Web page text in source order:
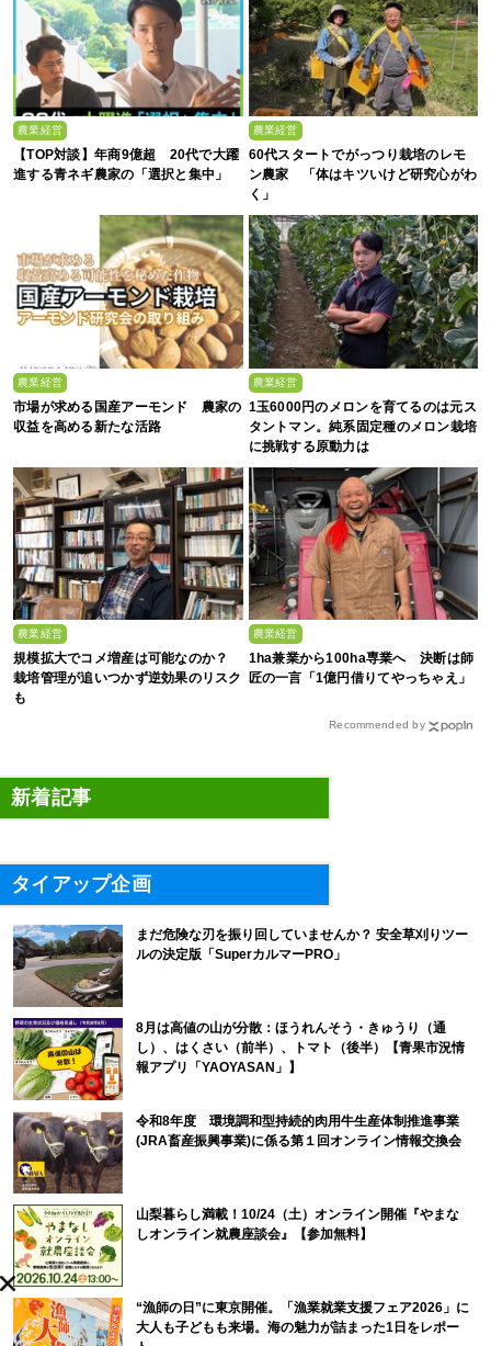
農業経営
【TOP対談】年商9億超 20代で大躍
進する青ネギ農家の「選択と集中」
農業経営
60代スタートでがっつり栽培のレモ
ン農家 「体はキツいけど研究心がわ
く」
農業経営
市場が求める国産アーモンド 農家の
収益を高める新たな活路
農業経営
1玉6000円のメロンを育てるのは元ス
タントマン。純系固定種のメロン栽培
に挑戦する原動力は
農業経営
規模拡大でコメ増産は可能なのか？
栽培管理が追いつかず逆効果のリスク
も
農業経営
1ha兼業から100ha専業へ 決断は師
匠の一言「1億円借りてやっちゃえ」
Recommended by
新着記事
タイアップ企画
まだ危険な刃を振り回していませんか？ 安全草刈りツー
ルの決定版「SuperカルマーPRO」
8月は高値の山が分散：ほうれんそう・きゅうり（通
し）、はくさい（前半）、トマト（後半）【青果市況情
報アプリ「YAOYASAN」】
令和8年度 環境調和型持続的肉用牛生産体制推進事業
(JRA畜産振興事業)に係る第１回オンライン情報交換会
山梨暮らし満載！10/24（土）オンライン開催『やまな
しオンライン就農座談会』【参加無料】
“漁師の日”に東京開催。「漁業就業支援フェア2026」に
大人も子どもも来場。海の魅力が詰まった1日をレポー